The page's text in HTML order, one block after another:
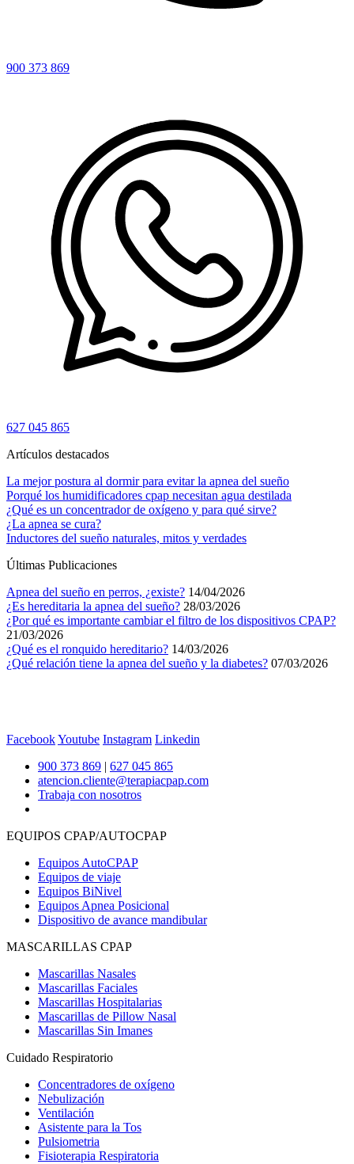
900 373 869
627 045 865
Artículos destacados
La mejor postura al dormir para evitar la apnea del sueño
Porqué los humidificadores cpap necesitan agua destilada
¿Qué es un concentrador de oxígeno y para qué sirve?
¿La apnea se cura?
Inductores del sueño naturales, mitos y verdades
Últimas Publicaciones
Apnea del sueño en perros, ¿existe? 14/04/2026
¿Es hereditaria la apnea del sueño? 28/03/2026
¿Por qué es importante cambiar el filtro de los dispositivos CPAP?
21/03/2026
¿Qué es el ronquido hereditario? 14/03/2026
¿Qué relación tiene la apnea del sueño y la diabetes? 07/03/2026
FacebookYoutube Instagram Linkedin
900 373 869 | 627 045 865
atencion.cliente@terapiacpap.com
Trabaja con nosotros
EQUIPOS CPAP/AUTOCPAP
Equipos AutoCPAP
Equipos de viaje
Equipos BiNivel
Equipos Apnea Posicional
Dispositivo de avance mandibular
MASCARILLAS CPAP
Mascarillas Nasales
Mascarillas Faciales
Mascarillas Hospitalarias
Mascarillas de Pillow Nasal
Mascarillas Sin Imanes
Cuidado Respiratorio
Concentradores de oxígeno
Nebulización
Ventilación
Asistente para la Tos
Pulsiometria
Fisioterapia Respiratoria